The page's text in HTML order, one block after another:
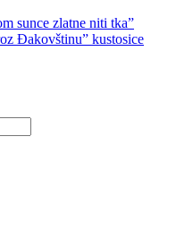
sunce zlatne niti tka”
Đakovštinu” kustosice